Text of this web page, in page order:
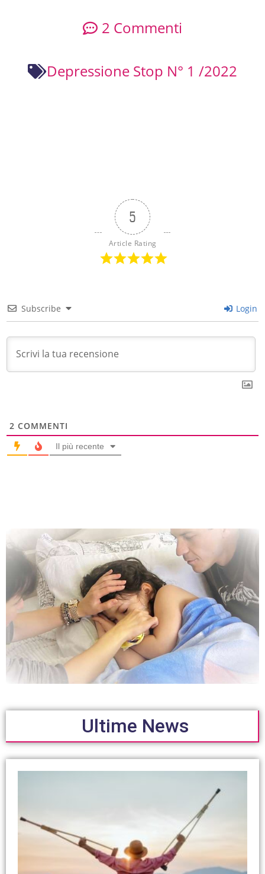
2 Commenti
Depressione Stop N° 1 /2022
5
Article Rating
Subscribe Login
2 COMMENTI
Il più recente
Ultime News